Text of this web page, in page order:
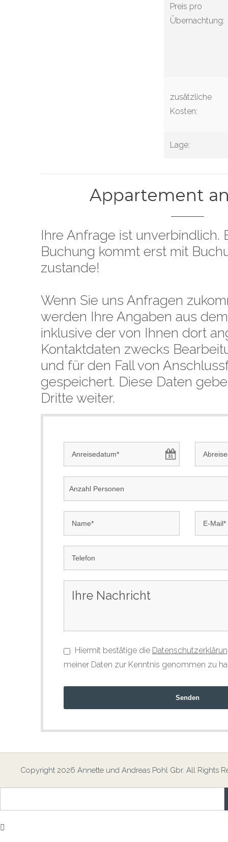
Preis pro
Übernachtung:
zusätzliche
Kosten:
Lage:
Appartement
Ihre Anfrage ist unverbindlich.
Buchung kommt erst mit
zustande!
Wenn Sie uns Anfragen
werden Ihre Angaben aus
inklusive der von Ihnen dort
Kontaktdaten zwecks
und für den Fall von
gespeichert. Diese Daten
Dritte weiter.
Hiermit bestätige die
meiner Daten zur Kenntnis genommen zu
Senden
Copyright 2026 Annette und Andreas Pohl Gbr. All Rights